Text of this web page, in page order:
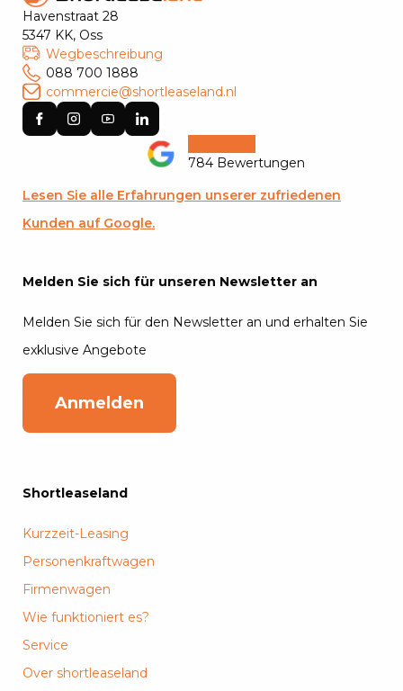
Havenstraat 28
5347 KK, Oss
Wegbeschreibung
088 700 1888
commercie@shortleaseland.nl
784 Bewertungen
Lesen Sie alle Erfahrungen unserer zufriedenen
Kunden auf Google.
Melden Sie sich für unseren Newsletter an
Melden Sie sich für den Newsletter an und erhalten Sie
exklusive Angebote
Anmelden
Shortleaseland
Kurzzeit-Leasing
Personenkraftwagen
Firmenwagen
Wie funktioniert es?
Service
Over shortleaseland